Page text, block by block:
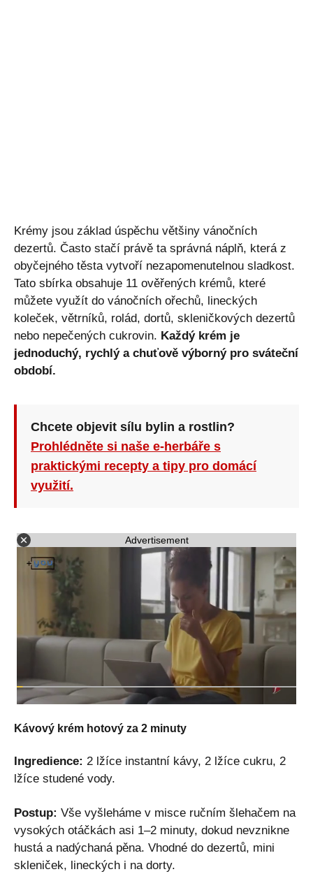
Krémy jsou základ úspěchu většiny vánočních
dezertů. Často stačí právě ta správná náplň, která z
obyčejného těsta vytvoří nezapomenutelnou sladkost.
Tato sbírka obsahuje 11 ověřených krémů, které
můžete využít do vánočních ořechů, lineckých
koleček, větrníků, rolád, dortů, skleničkových dezertů
nebo nepečených cukrovin. Každý krém je
jednoduchý, rychlý a chuťově výborný pro sváteční
období.
Chcete objevit sílu bylin a rostlin?
Prohlédněte si naše e-herbáře s
praktickými recepty a tipy pro domácí
využití.
Advertisement
Kávový krém hotový za 2 minuty
Ingredience: 2 lžíce instantní kávy, 2 lžíce cukru, 2
lžíce studené vody.
Postup: Vše vyšleháme v misce ručním šlehačem na
vysokých otáčkách asi 1–2 minuty, dokud nevznikne
hustá a nadýchaná pěna. Vhodné do dezertů, mini
skleniček, lineckých i na dorty.